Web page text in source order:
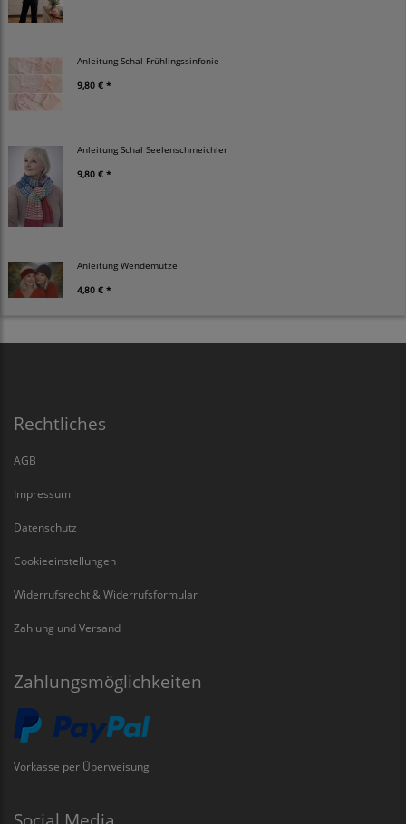
Anleitung Schal Frühlingssinfonie
9,80 € *
Anleitung Schal Seelenschmeichler
9,80 € *
Anleitung Wendemütze
4,80 € *
Rechtliches
AGB
Impressum
Datenschutz
Cookieeinstellungen
Widerrufsrecht & Widerrufsformular
Zahlung und Versand
Zahlungsmöglichkeiten
Vorkasse per Überweisung